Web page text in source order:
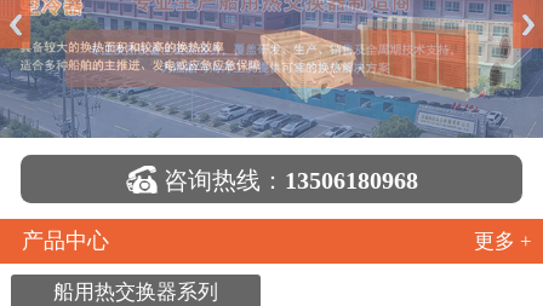
企业资质
联系我们
 咨询热线： 13506180968
产品中心 更多 +
船用热交换器系列